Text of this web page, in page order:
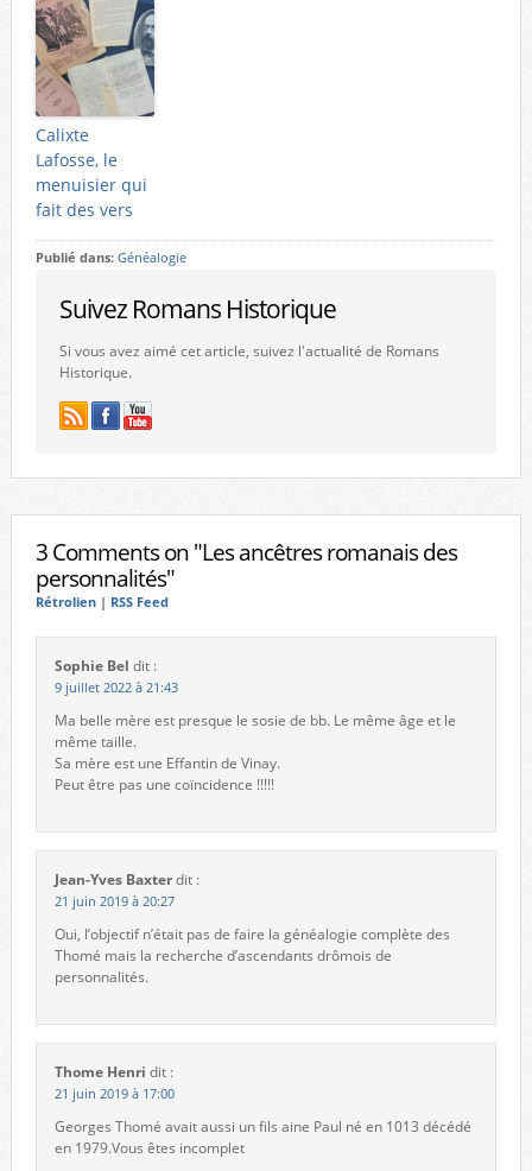
Calixte
Lafosse, le
menuisier qui
fait des vers
Publié dans: Généalogie
Suivez Romans Historique
Si vous avez aimé cet article, suivez l'actualité de Romans
Historique.
3 Comments on "Les ancêtres romanais des
personnalités"
Rétrolien| RSS Feed
Sophie Bel dit :
9 juillet 2022 à 21:43
Ma belle mère est presque le sosie de bb. Le même âge et le
même taille.
Sa mère est une Effantin de Vinay.
Peut être pas une coïncidence !!!!!
Jean-Yves Baxterdit :
21 juin 2019 à 20:27
Oui, l’objectif n’était pas de faire la généalogie complète des
Thomé mais la recherche d’ascendants drômois de
personnalités.
Thome Henri dit :
21 juin 2019 à 17:00
Georges Thomé avait aussi un fils aine Paul né en 1013 décédé
en 1979.Vous êtes incomplet